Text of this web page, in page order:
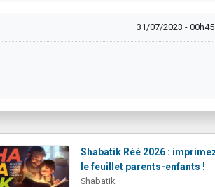
31/07/2023 - 00h45
Shabatik Réé 2026 :
le feuillet parents-enfants !
Shabatik